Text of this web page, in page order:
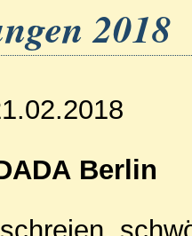
2018
Berlin